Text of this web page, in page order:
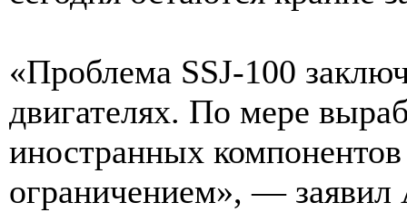
«Проблема SSJ-100
двигателях. По мере
иностранных
ограничением», — заявил